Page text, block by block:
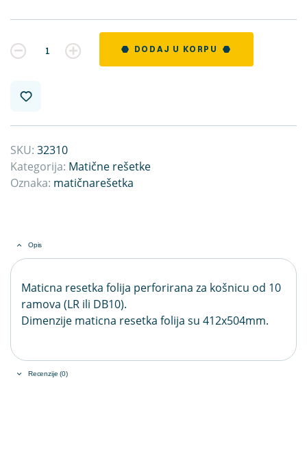
Kvantitet DODAJ U KORPU
SKU: 32310
Kategorija: Matične rešetke
Oznaka: matičnarešetka
Opis
Maticna resetka folija perforirana za košnicu od 10
ramova (LR ili DB10).
Dimenzije maticna resetka folija su 412x504mm.
Recenzije (0)